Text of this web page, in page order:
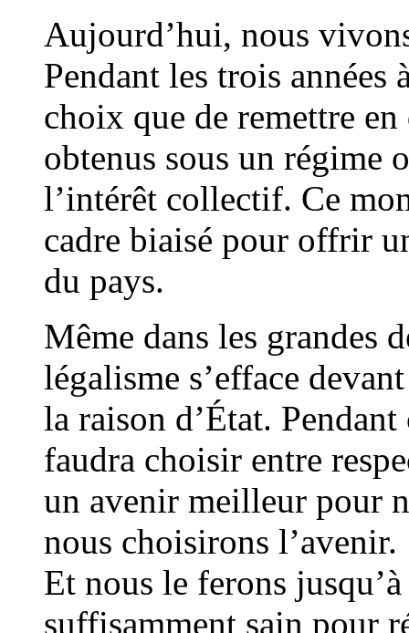
Aujourd’hui, nous
Pendant les trois années
choix que de remettre
obtenus sous un régime
l’intérêt collectif. Ce
cadre biaisé pour offrir
du pays.
Même dans les grandes
légalisme s’efface
la raison d’État.
faudra choisir entre
un avenir meilleur pour
nous choisirons l’avenir.
Et nous le ferons
suffisamment sain pour